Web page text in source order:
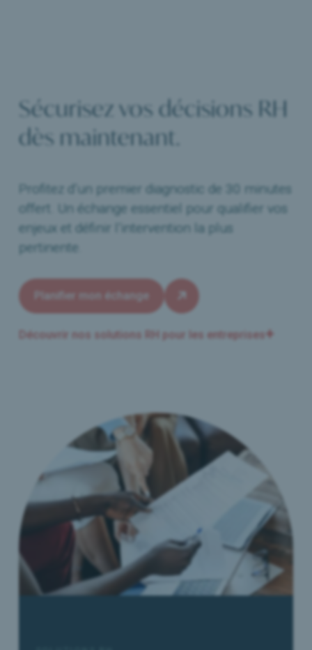
Sécurisez vos décisions RH
dès maintenant.
Profitez d’un premier diagnostic de 30 minutes
offert. Un échange essentiel pour qualifier vos
enjeux et définir l’intervention la plus
pertinente.
Planifier mon échange
Découvrir nos solutions RH pour les entreprises